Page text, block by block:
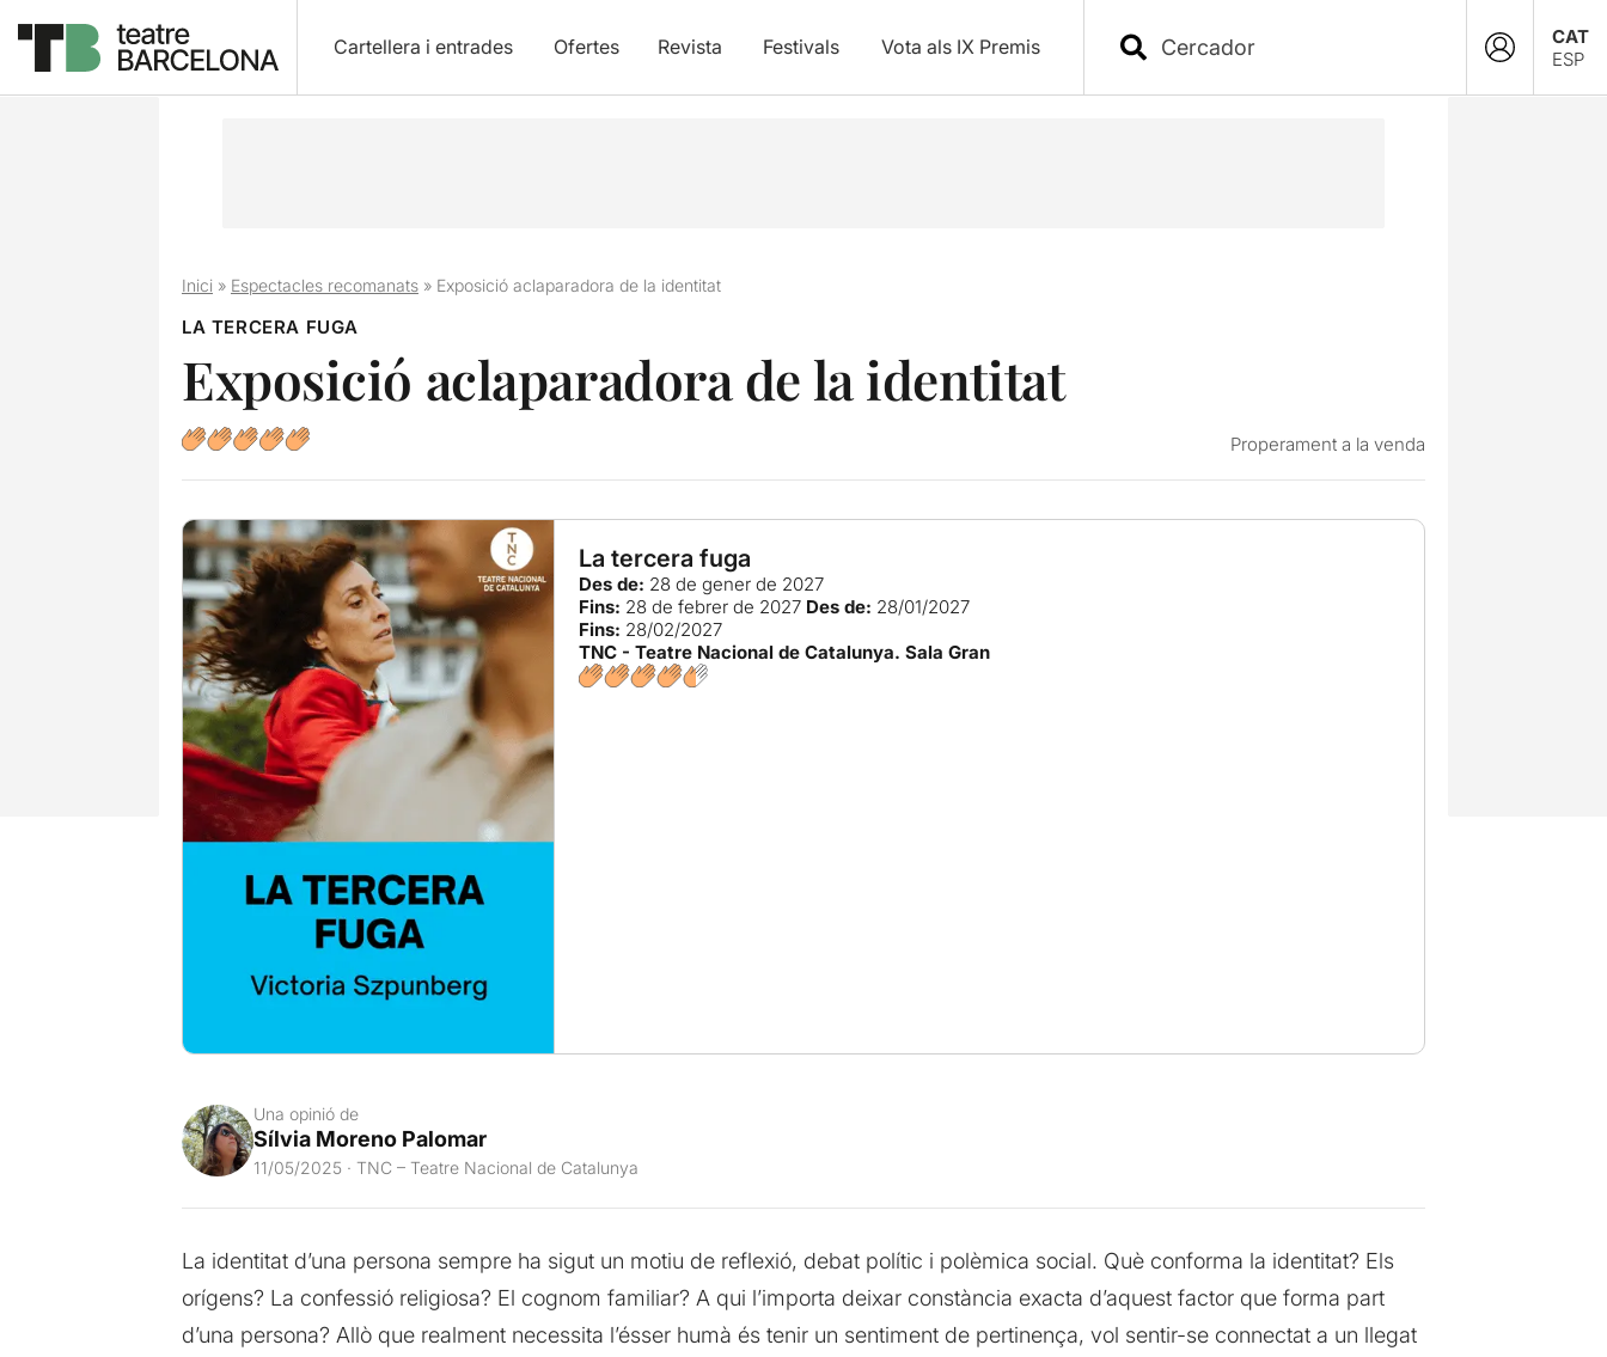
Cartellera i entrades Ofertes Revista Festivals Vota als IX Premis
CAT
ESP
Inici» Espectacles recomanats» Exposició aclaparadora de la identitat
LA TERCERA FUGA
Exposició aclaparadora de la identitat
Properament a la venda
La tercera fuga
Des de: 28 de gener de 2027
Fins: 28 de febrer de 2027 Des de: 28/01/2027
Fins: 28/02/2027
TNC - Teatre Nacional de Catalunya. Sala Gran
Una opinió de
Sílvia Moreno Palomar
11/05/2025 · TNC – Teatre Nacional de Catalunya
La identitat d’una persona sempre ha sigut un motiu de reflexió, debat polític i polèmica social. Què conforma la identitat? Els
orígens? La confessió religiosa? El cognom familiar? A qui l’importa deixar constància exacta d’aquest factor que forma part
d’una persona? Allò que realment necessita l’ésser humà és tenir un sentiment de pertinença, vol sentir-se connectat a un llegat